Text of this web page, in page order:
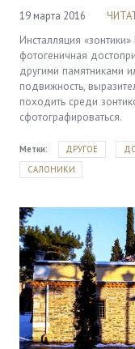
19 марта 2016
Инсталляция
фотогеничная
другими памятниками
подвижность,
походить среди
сфотографироваться.
Метки: ДРУГОЕ
САЛОНИКИ